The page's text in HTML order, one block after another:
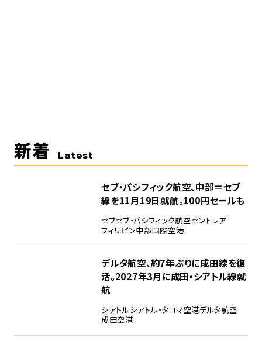
新着 Latest
セブ・パシフィック航空、中部＝セブ
線を11月19日就航。100円セールも
セブセブ・パシフィック航空セントレア
フィリピン中部国際空港
デルタ航空、約7年ぶりに成田線を復
活。2027年3月に成田・シアトル線就
航
シアトルシアトル・タコマ空港デルタ航空
成田空港